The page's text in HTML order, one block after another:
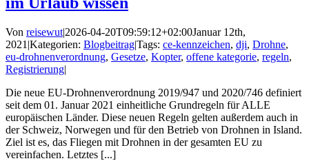
Von reisewut|2026-04-20T09:59:12+02:00Januar 12th,
2021 |Kategorien: Blogbeitrag|Tags: ce-kennzeichen, dji, Drohne,
eu-drohnenverordnung, Gesetze, Kopter, offene kategorie, regeln,
Registrierung|
Die neue EU-Drohnenverordnung 2019/947 und 2020/746 definiert
seit dem 01. Januar 2021 einheitliche Grundregeln für ALLE
europäischen Länder. Diese neuen Regeln gelten außerdem auch in
der Schweiz, Norwegen und für den Betrieb von Drohnen in Island.
Ziel ist es, das Fliegen mit Drohnen in der gesamten EU zu
vereinfachen. Letztes [...]